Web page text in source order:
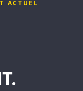
ACTUEL